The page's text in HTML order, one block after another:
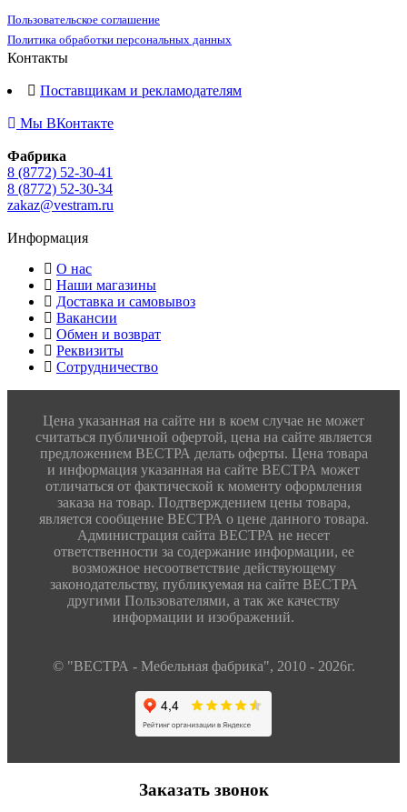
Пользовательское соглашение
Политика обработки персональных данных
Контакты
Поставщикам и рекламодателям
Мы ВКонтакте
Фабрика
8 (8772) 52-30-41
8 (8772) 52-30-34
zakaz@vestram.ru
Информация
О нас
Наши магазины
Доставка и самовывоз
Вакансии
Обмен и возврат
Реквизиты
Сотрудничество
Цена указанная на сайте ни в коем случае не может
считаться публичной офертой, цена на сайте является
предложением ВЕСТРА делать оферты. Цена товара
и информация указанная на сайте ВЕСТРА может
отличаться от фактической к моменту оформления
заказа на товар. Подтверждением цены товара,
является сообщение ВЕСТРА о цене данного товара.
Администрация сайта ВЕСТРА не несет
ответственности за содержание информации, ее
возможное несоответствие действующему
законодательству, публикуемая на сайте ВЕСТРА
другими Пользователями, а так же качеству
информации и изображений.
© "ВЕСТРА - Мебельная фабрика", 2010 - 2026г.
Заказать звонок